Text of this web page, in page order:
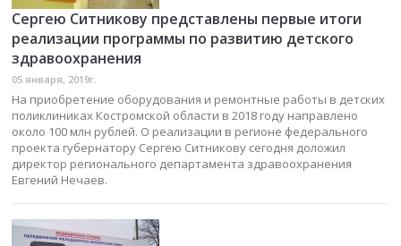
Сергею Ситникову представлены первые итоги
реализации программы по развитию детского
здравоохранения
05 января, 2019г.
На приобретение оборудования и ремонтные работы в детских
поликлиниках Костромской области в 2018 году направлено
около 100 млн рублей. О реализации в регионе федерального
проекта губернатору Сергею Ситникову сегодня доложил
директор регионального департамента здравоохранения
Евгений Нечаев.